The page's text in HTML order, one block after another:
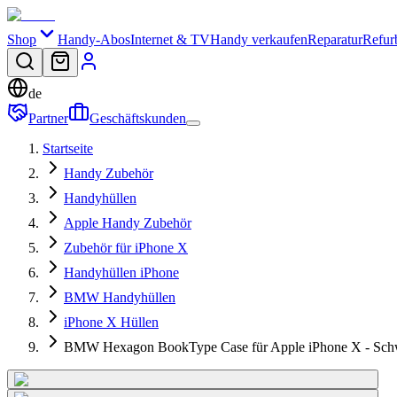
Shop Handy-AbosInternet & TVHandy verkaufenReparatur
de
Partner
Geschäftskunden
Startseite
Handy Zubehör
Handyhüllen
Apple Handy Zubehör
Zubehör für iPhone X
Handyhüllen iPhone
BMW Handyhüllen
iPhone X Hüllen
BMW Hexagon BookType Case für Apple iPhone X -